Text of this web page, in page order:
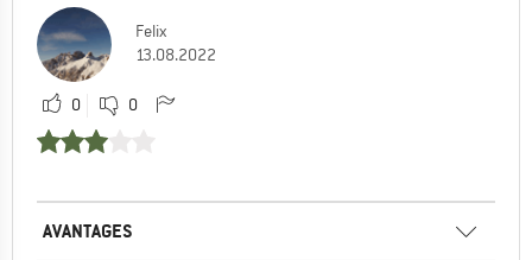
Felix
13.08.2022
0 0
AVANTAGES